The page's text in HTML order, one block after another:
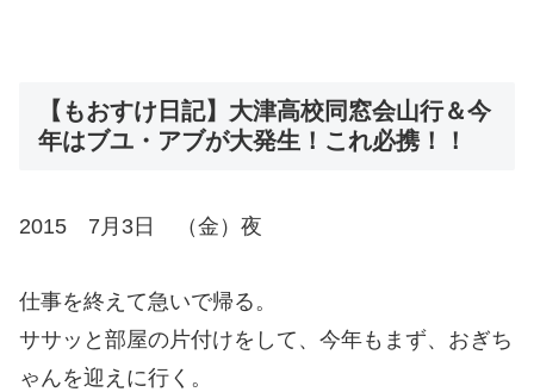
【もおすけ日記】大津高校同窓会山行＆今
年はブユ・アブが大発生！これ必携！！
2015 7月3日 （金）夜
仕事を終えて急いで帰る。
ササッと部屋の片付けをして、今年もまず、おぎち
ゃんを迎えに行く。